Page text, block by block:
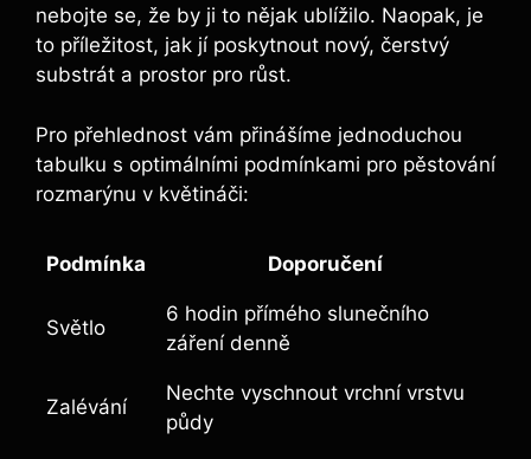
nebojte se, že by ji to nějak ublížilo. Naopak, je
to příležitost, jak jí poskytnout nový, čerstvý
substrát a prostor pro růst.
Pro přehlednost vám přinášíme jednoduchou
tabulku s optimálními podmínkami pro pěstování
rozmarýnu v květináči:
Podmínka Doporučení
Světlo
6 hodin přímého slunečního
záření denně
Zalévání
Nechte vyschnout vrchní vrstvu
půdy